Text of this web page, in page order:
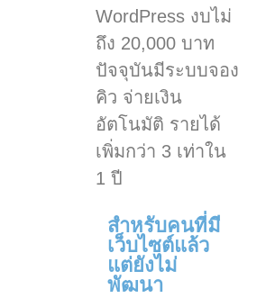
WordPress งบไม่
ถึง 20,000 บาท
ปัจจุบันมีระบบจอง
คิว จ่ายเงิน
อัตโนมัติ รายได้
เพิ่มกว่า 3 เท่าใน
1 ปี
สำหรับคนที่มี
เว็บไซต์แล้ว
แต่ยังไม่
พัฒนา